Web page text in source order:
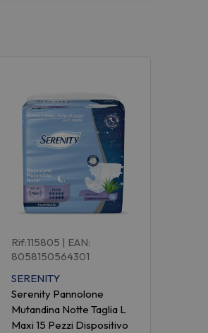
Rif:115805 | EAN:
8058150564301
SERENITY
Serenity Pannolone
Mutandina Notte Taglia L
Maxi 15 Pezzi Dispositivo